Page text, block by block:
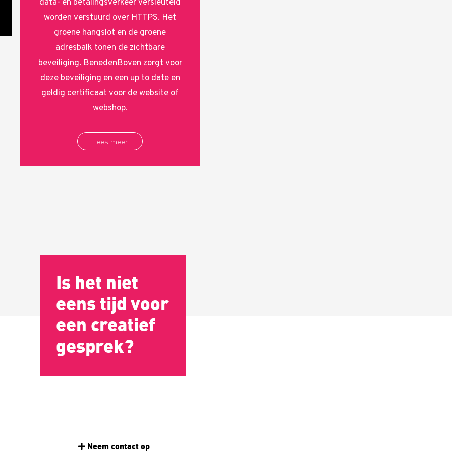
data- en betalingsverkeer versleuteld
worden verstuurd over HTTPS. Het
groene hangslot en de groene
adresbalk tonen de zichtbare
beveiliging. BenedenBoven zorgt voor
deze beveiliging en een up to date en
geldig certificaat voor de website of
webshop.
Lees meer
Is het niet
eens tijd voor
een creatief
gesprek?
Neem contact op